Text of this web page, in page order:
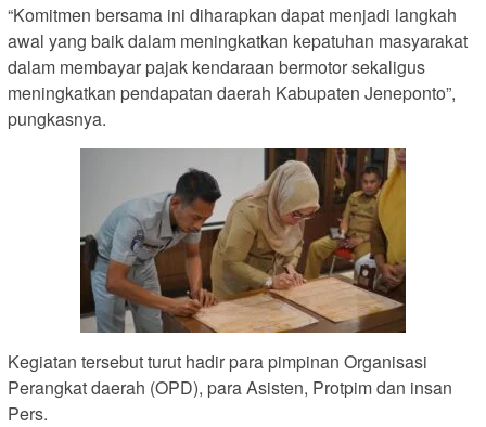
“Komitmen bersama ini diharapkan dapat menjadi langkah
awal yang baik dalam meningkatkan kepatuhan masyarakat
dalam membayar pajak kendaraan bermotor sekaligus
meningkatkan pendapatan daerah Kabupaten Jeneponto”,
pungkasnya.
Kegiatan tersebut turut hadir para pimpinan Organisasi
Perangkat daerah (OPD), para Asisten, Protpim dan insan
Pers.